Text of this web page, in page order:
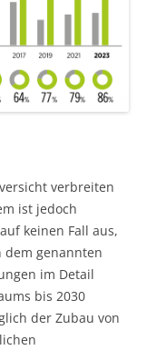
verbreiten
ist jedoch
keinen Fall aus,
dem genannten
im Detail
bis 2030
der Zubau von